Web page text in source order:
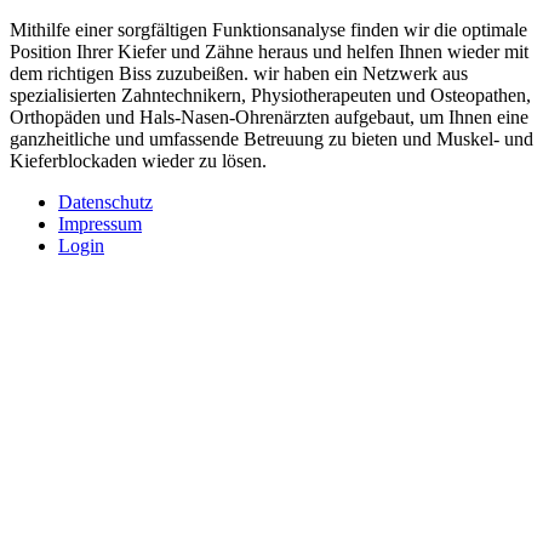
Mithilfe einer sorgfältigen Funktionsanalyse finden wir die optimale
Position Ihrer Kiefer und Zähne heraus und helfen Ihnen wieder mit
dem richtigen Biss zuzubeißen. wir haben ein Netzwerk aus
spezialisierten Zahntechnikern, Physiotherapeuten und Osteopathen,
Orthopäden und Hals-Nasen-Ohrenärzten aufgebaut, um Ihnen eine
ganzheitliche und umfassende Betreuung zu bieten und Muskel- und
Kieferblockaden wieder zu lösen.
Datenschutz
Impressum
Login